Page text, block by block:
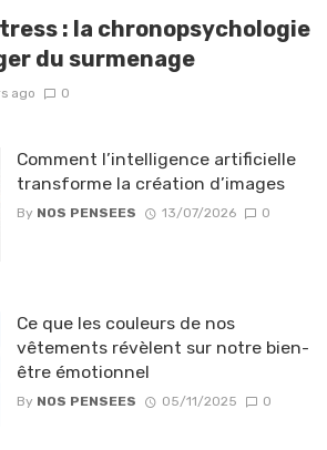
: la chronopsychologie
du surmenage
ago 0
Comment l’intelligence artificielle
transforme la création d’images
By NOS PENSEES 13/07/2026 0
Ce que les couleurs de nos
vêtements révèlent sur notre bien-
être émotionnel
By NOS PENSEES 05/11/2025 0